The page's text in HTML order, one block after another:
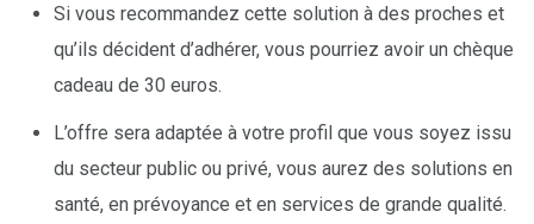
Si vous recommandez cette solution à des proches et
qu’ils décident d’adhérer, vous pourriez avoir un chèque
cadeau de 30 euros.
L’offre sera adaptée à votre profil que vous soyez issu
du secteur public ou privé, vous aurez des solutions en
santé, en prévoyance et en services de grande qualité.